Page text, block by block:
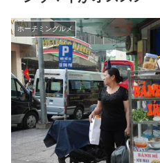
ホーチミングルメ